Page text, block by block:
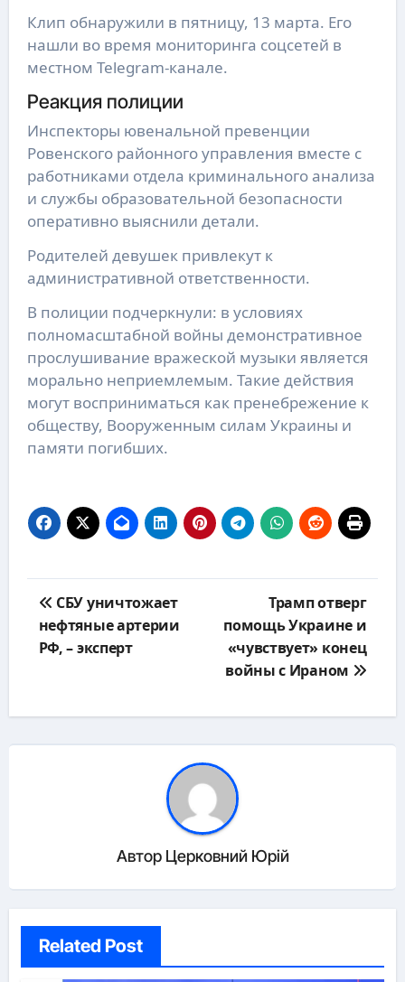
Клип обнаружили в пятницу, 13 марта. Его
нашли во время мониторинга соцсетей в
местном Telegram-канале.
Реакция полиции
Инспекторы ювенальной превенции
Ровенского районного управления вместе с
работниками отдела криминального анализа
и службы образовательной безопасности
оперативно выяснили детали.
Родителей девушек привлекут к
административной ответственности.
В полиции подчеркнули: в условиях
полномасштабной войны демонстративное
прослушивание вражеской музыки является
морально неприемлемым. Такие действия
могут восприниматься как пренебрежение к
обществу, Вооруженным силам Украины и
памяти погибших.
по
записям
СБУ уничтожает
нефтяные артерии
РФ, – эксперт
Трамп отверг
помощь Украине и
«чувствует» конец
войны с Ираном
Автор Церковний Юрій
Related Post